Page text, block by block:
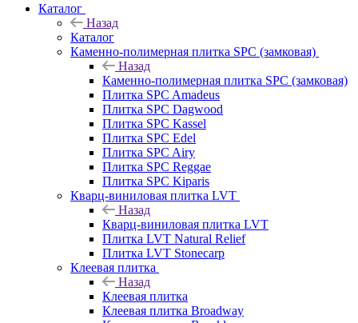
Каталог
Назад
Каталог
Каменно-полимерная плитка SPC (замковая)
Назад
Каменно-полимерная плитка SPC (замковая)
Плитка SPC Amadeus
Плитка SPC Dagwood
Плитка SPC Kassel
Плитка SPC Edel
Плитка SPC Airy
Плитка SPC Reggae
Плитка SPC Kiparis
Кварц-виниловая плитка LVT
Назад
Кварц-виниловая плитка LVT
Плитка LVT Natural Relief
Плитка LVT Stonecarp
Клеевая плитка
Назад
Клеевая плитка
Клеевая плитка Broadway